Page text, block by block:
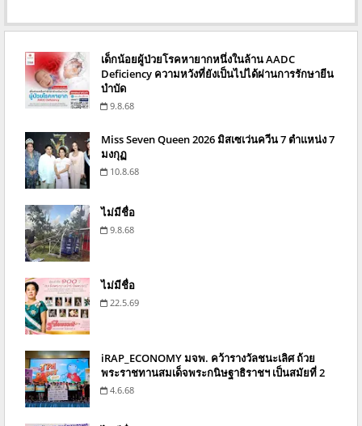
เด็กน้อยผู้ป่วยโรคหายากหนึ่งในล้าน AADC
Deficiency ความหวังที่ยังเป็นไปได้ผ่านการรักษายีน
บำบัด
9.8.68
Miss Seven Queen 2026 มิสเซเว่นควีน 7 ตำแหน่ง 7
มงกุฏ
10.8.68
ไม่มีชื่อ
9.8.68
ไม่มีชื่อ
22.5.69
iRAP_ECONOMY มจพ. คว้ารางวัลชนะเลิศ ถ้วย
พระราชทานสมเด็จพระกนิษฐาธิราชฯ เป็นสมัยที่ 2
4.6.68